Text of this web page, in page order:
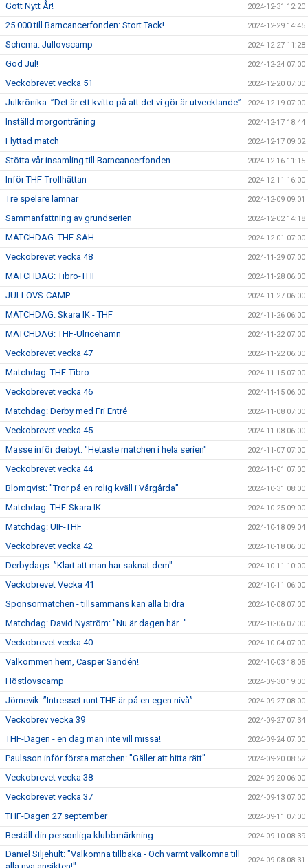
Gott Nytt År! 2024-12-31 12:20
25 000 till Barncancerfonden: Stort Tack! 2024-12-29 14:45
Schema: Jullovscamp 2024-12-27 11:28
God Jul! 2024-12-24 07:00
Veckobrevet vecka 51 2024-12-20 07:00
Julkrönika: ”Det är ett kvitto på att det vi gör är utvecklande” 2024-12-19 07:00
Inställd morgonträning 2024-12-17 18:44
Flyttad match 2024-12-17 09:02
Stötta vår insamling till Barncancerfonden 2024-12-16 11:15
Inför THF-Trollhättan 2024-12-11 16:00
Tre spelare lämnar 2024-12-09 09:01
Sammanfattning av grundserien 2024-12-02 14:18
MATCHDAG: THF-SAH 2024-12-01 07:00
Veckobrevet vecka 48 2024-11-29 07:00
MATCHDAG: Tibro-THF 2024-11-28 06:00
JULLOVS-CAMP 2024-11-27 06:00
MATCHDAG: Skara IK - THF 2024-11-26 06:00
MATCHDAG: THF-Ulricehamn 2024-11-22 07:00
Veckobrevet vecka 47 2024-11-22 06:00
Matchdag: THF-Tibro 2024-11-15 07:00
Veckobrevet vecka 46 2024-11-15 06:00
Matchdag: Derby med Fri Entré 2024-11-08 07:00
Veckobrevet vecka 45 2024-11-08 06:00
Masse inför derbyt: "Hetaste matchen i hela serien" 2024-11-07 07:00
Veckobrevet vecka 44 2024-11-01 07:00
Blomqvist: "Tror på en rolig kväll i Vårgårda" 2024-10-31 08:00
Matchdag: THF-Skara IK 2024-10-25 09:00
Matchdag: UIF-THF 2024-10-18 09:04
Veckobrevet vecka 42 2024-10-18 06:00
Derbydags: ”Klart att man har saknat dem" 2024-10-11 10:00
Veckobrevet Vecka 41 2024-10-11 06:00
Sponsormatchen - tillsammans kan alla bidra 2024-10-08 07:00
Matchdag: David Nyström: ”Nu är dagen här..." 2024-10-06 07:00
Veckobrevet vecka 40 2024-10-04 07:00
Välkommen hem, Casper Sandén! 2024-10-03 18:05
Höstlovscamp 2024-09-30 19:00
Jörnevik: ”Intresset runt THF är på en egen nivå” 2024-09-27 08:00
Veckobrev vecka 39 2024-09-27 07:34
THF-Dagen - en dag man inte vill missa! 2024-09-24 07:00
Paulsson inför första matchen: "Gäller att hitta rätt" 2024-09-20 08:52
Veckobrevet vecka 38 2024-09-20 06:00
Veckobrevet vecka 37 2024-09-13 07:00
THF-Dagen 27 september 2024-09-11 07:00
Beställ din personliga klubbmärkning 2024-09-10 08:39
Daniel Siljehult: "Välkomna tillbaka - Och varmt välkomna till
2024-09-08 08:31